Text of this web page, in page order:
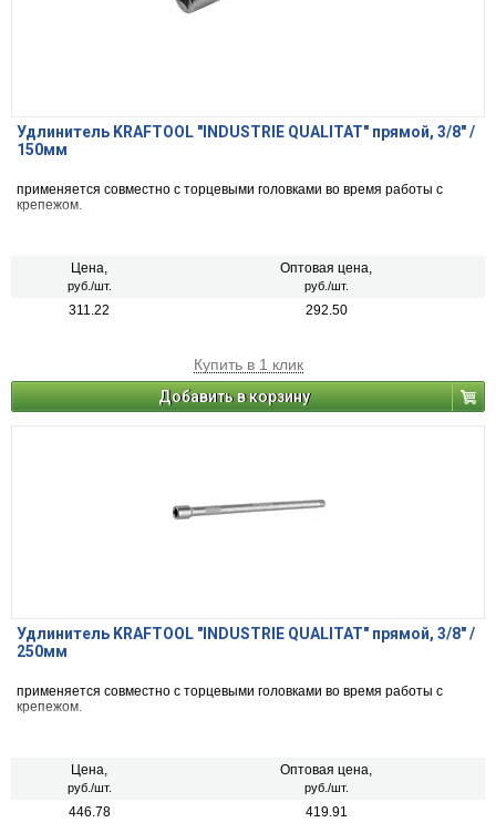
Удлинитель KRAFTOOL "INDUSTRIE QUALITAT" прямой, 3/8" /
150мм
применяется совместно с торцевыми головками во время работы с
крепежом.
Цена,
руб./шт.
Оптовая цена,
руб./шт.
311.22 292.50
Купить в 1 клик
Добавить в корзину
Удлинитель KRAFTOOL "INDUSTRIE QUALITAT" прямой, 3/8" /
250мм
применяется совместно с торцевыми головками во время работы с
крепежом.
Цена,
руб./шт.
Оптовая цена,
руб./шт.
446.78 419.91